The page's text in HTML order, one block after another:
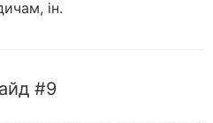
ін.
#9